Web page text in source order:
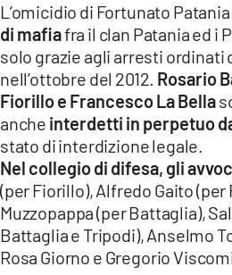
L’omicidio di Fortunato
di mafiafra il clan Patania ed i
solo grazie agli arresti ordinati
nell’ottobre del 2012. Rosario
Fiorillo e Francesco La Bella
anche interdetti in perpetuo
stato di interdizione legale.
Nel collegio di difesa, gli
(per Fiorillo), Alfredo Gaito
Muzzopappa (per Battaglia),
Battaglia e Tripodi), Anselmo
Rosa Giorno e Gregorio